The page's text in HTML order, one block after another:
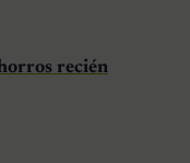
recién